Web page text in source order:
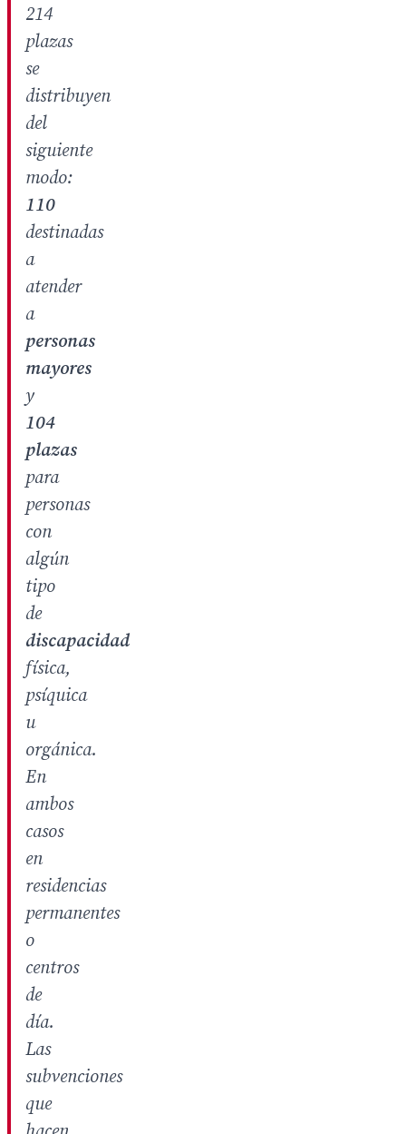
214
plazas
se
distribuyen
del
siguiente
modo:
110
destinadas
a
atender
a
personas
mayores
y
104
plazas
para
personas
con
algún
tipo
de
discapacidad
física,
psíquica
u
orgánica.
En
ambos
casos
en
residencias
permanentes
o
centros
de
día.
Las
subvenciones
que